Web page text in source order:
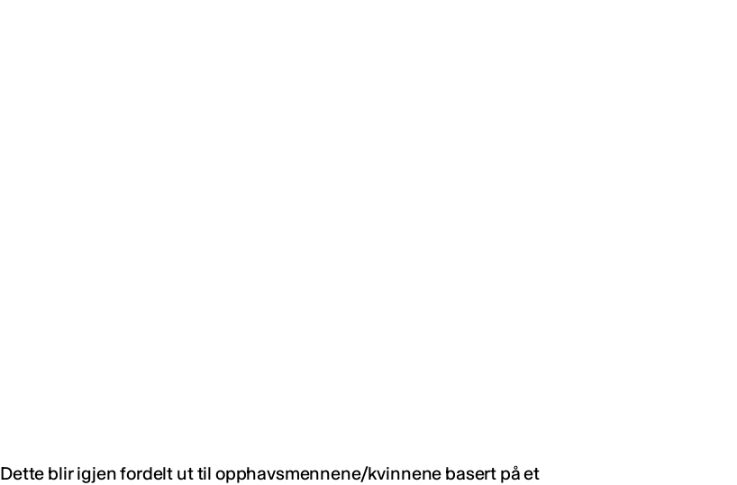
Dette blir igjen fordelt ut til opphavsmennene/kvinnene basert på et